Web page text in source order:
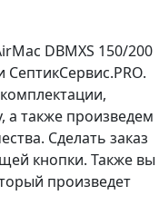
DBMXS 150/200
а также произведем
Сделать заказ
кнопки. Также вы
произведет